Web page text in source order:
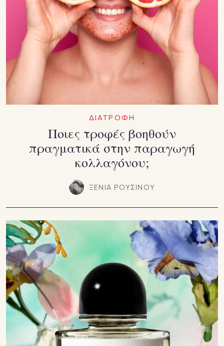
ΔΙΑΤΡΟΦΗ
Ποιες τροφές βοηθούν
πραγματικά στην παραγωγή
κολλαγόνου;
ΞΕΝΙΑ ΡΟΥΣΙΝΟΥ